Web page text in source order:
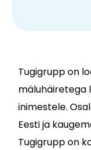
Tugigrupp on
mäluhäiretega
inimestele.
Eesti ja
Tugigrupp on